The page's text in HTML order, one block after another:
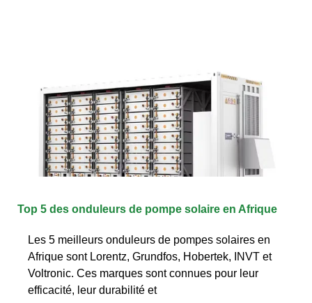
Top 5 des onduleurs de pompe solaire en Afrique
Les 5 meilleurs onduleurs de pompes solaires en
Afrique sont Lorentz, Grundfos, Hobertek, INVT et
Voltronic. Ces marques sont connues pour leur
efficacité, leur durabilité et